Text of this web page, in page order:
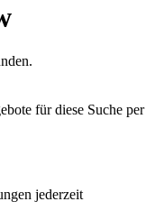
für diese Suche per
jederzeit